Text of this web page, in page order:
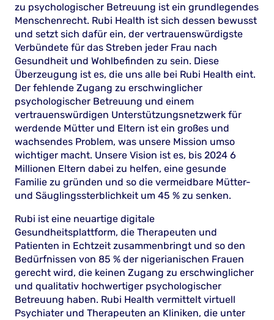
zu psychologischer Betreuung ist ein grundlegendes
Menschenrecht. Rubi Health ist sich dessen bewusst
und setzt sich dafür ein, der vertrauenswürdigste
Verbündete für das Streben jeder Frau nach
Gesundheit und Wohlbefinden zu sein. Diese
Überzeugung ist es, die uns alle bei Rubi Health eint.
Der fehlende Zugang zu erschwinglicher
psychologischer Betreuung und einem
vertrauenswürdigen Unterstützungsnetzwerk für
werdende Mütter und Eltern ist ein großes und
wachsendes Problem, was unsere Mission umso
wichtiger macht. Unsere Vision ist es, bis 2024 6
Millionen Eltern dabei zu helfen, eine gesunde
Familie zu gründen und so die vermeidbare Mütter-
und Säuglingssterblichkeit um 45 % zu senken.
Rubi ist eine neuartige digitale
Gesundheitsplattform, die Therapeuten und
Patienten in Echtzeit zusammenbringt und so den
Bedürfnissen von 85 % der nigerianischen Frauen
gerecht wird, die keinen Zugang zu erschwinglicher
und qualitativ hochwertiger psychologischer
Betreuung haben. Rubi Health vermittelt virtuell
Psychiater und Therapeuten an Kliniken, die unter